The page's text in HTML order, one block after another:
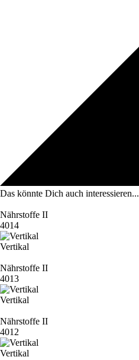
Das könnte Dich auch interessieren...
Nährstoffe II
4014
Vertikal
Nährstoffe II
4013
Vertikal
Nährstoffe II
4012
Vertikal